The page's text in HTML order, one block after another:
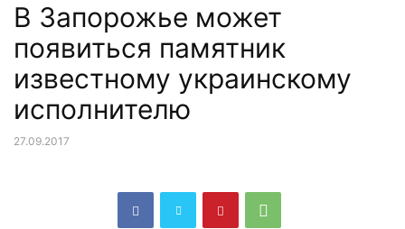
В Запорожье может
появиться памятник
известному украинскому
исполнителю
27.09.2017